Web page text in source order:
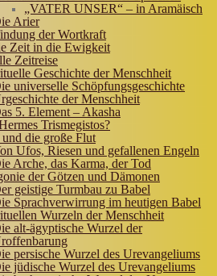
„VATER UNSER“ – in Aramäisch
Arier
der Wortkraft
Zeit in die Ewigkeit
Zeitreise
Geschichte der Menschheit
universelle Schöpfungsgeschichte
der Menschheit
5. Element – Akasha
Trismegistos?
die große Flut
Ufos, Riesen und gefallenen Engeln
Arche, das Karma, der Tod
der Götzen und Dämonen
geistige Turmbau zu Babel
Sprachverwirrung im heutigen Babel
Wurzeln der Menschheit
alt-ägyptische Wurzel der
persische Wurzel des Urevangeliums
jüdische Wurzel des Urevangeliums